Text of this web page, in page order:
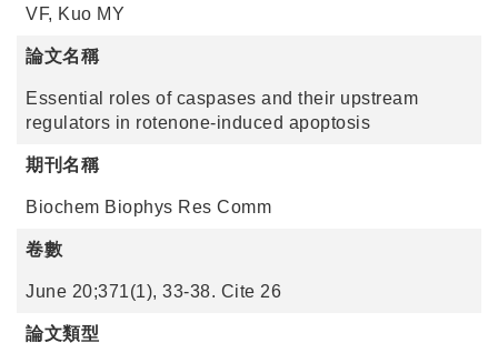
VF, Kuo MY
論文名稱
Essential roles of caspases and their upstream
regulators in rotenone-induced apoptosis
期刊名稱
Biochem Biophys Res Comm
卷數
June 20;371(1), 33-38. Cite 26
論文類型